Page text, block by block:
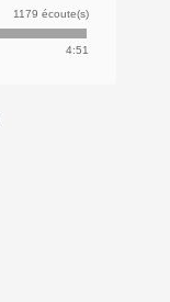
1179 écoute(s)
4:51